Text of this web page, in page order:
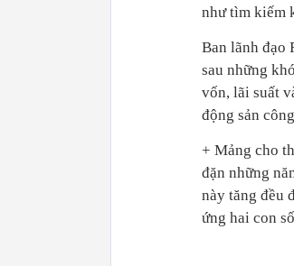
như tìm kiếm
Ban lãnh đạo
sau những
vốn, lãi suất
động sản
+ Mảng cho
đặn những
này tăng đều
ứng hai con